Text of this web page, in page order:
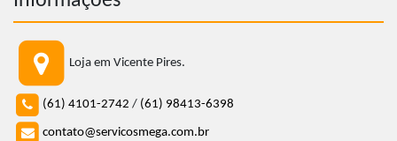
Loja em Vicente Pires.
(61) 4101-2742 / (61) 98413-6398
contato@servicosmega.com.br